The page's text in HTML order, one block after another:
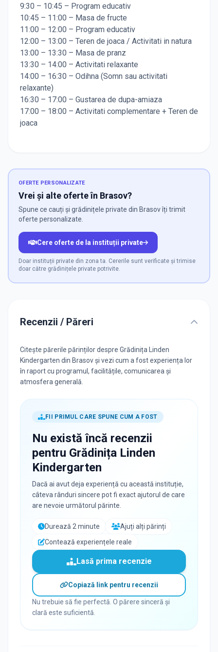
9:30 – 10:45 – Program educativ
10:45 – 11:00 – Masa de fructe
11:00 – 12:00 – Program educativ
12:00 – 13:00 – Teren de joaca / Activitati in natura
13:00 – 13:30 – Masa de pranz
13:30 – 14:00 – Activitati relaxante
14:00 – 16:30 – Odihna (Somn sau activitati
relaxante)
16:30 – 17:00 – Gustarea de dupa-amiaza
17:00 – 18:00 – Activitati complementare + Teren de
joaca
OFERTE PERSONALIZATE
Vrei și alte oferte în Brasov?
Spune ce cauți și grădinițele private din Brasov îți trimit
oferte personalizate.
Cere oferte de la instituții private
Doar instituții private din zona ta. Cererile sunt verificate și trimise
doar către grădinițele private potrivite.
Recenzii / Păreri
Citește părerile părinților despre Grădinița Linden
Kindergarten din Brasov și vezi cum a fost experiența lor
în raport cu programul, facilitățile, comunicarea și
atmosfera generală.
FII PRIMUL CARE SPUNE CUM A FOST
Nu există încă recenzii
pentru Grădinița Linden
Kindergarten
Dacă ai avut deja experiență cu această instituție,
câteva rânduri sincere pot fi exact ajutorul de care
are nevoie următorul părinte.
Durează 2 minute
Ajuți alți părinți
Contează experiențele reale
Lasă prima recenzie
Copiază link pentru recenzii
Nu trebuie să fie perfectă. O părere sinceră și
clară este suficientă.